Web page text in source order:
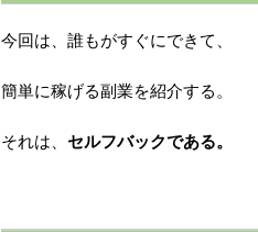
今回は、誰もがすぐにできて、
簡単に稼げる副業を紹介する。
それは、 セルフバックである。